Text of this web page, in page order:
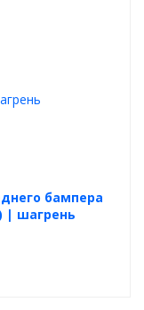
бампера
| шагрень